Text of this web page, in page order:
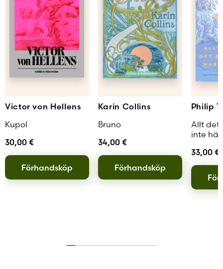
Victor von Hellens
Kupol
30,00 €
Förhandsköp
Karin Collins
Bruno
34,00 €
Förhandsköp
Philip
Allt det
inte
33,00 €